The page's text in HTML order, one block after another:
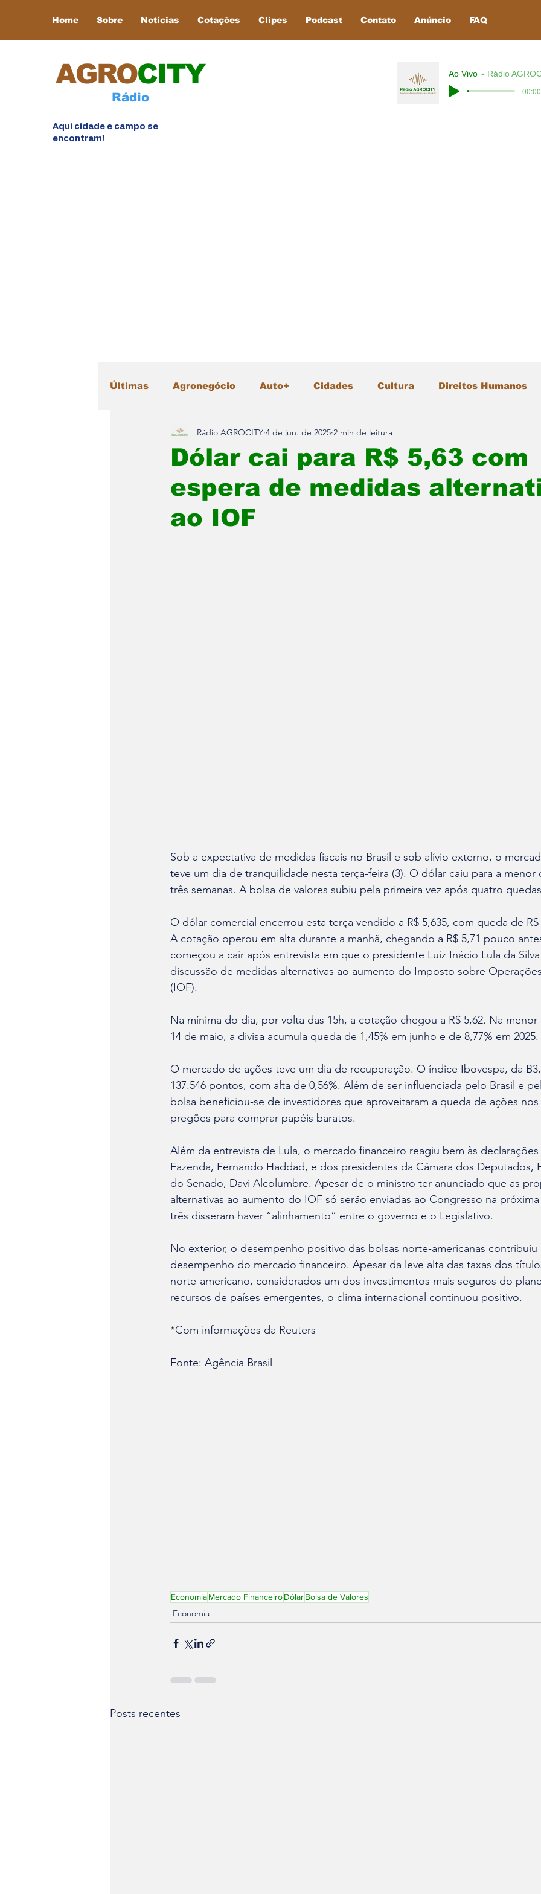
Home Sobre Notícias Cotações Clipes Podcast Contato Anúncio FAQ
AGROCITY
Rádio
Ao Vivo Rádio
Aqui cidade e campo se
encontram!
Últimas Agronegócio Auto+ Cidades Cultura Direitos Humanos
Educação Esportes Gastronomia Geral
Máquinas Agrícolas Meio Ambiente Pesquisa e Inovação Polícia
Dólar cai para R$ 5,63 com
espera de medidas
ao IOF
Rádio AGROCITY 4 de jun. de 2025 2 min de leitura
Sob a expectativa de medidas fiscais no Brasil e sob alívio externo, o
teve um dia de tranquilidade nesta terça-feira (3). O dólar caiu para a menor
três semanas. A bolsa de valores subiu pela primeira vez após quatro
O dólar comercial encerrou esta terça vendido a R$ 5,635, com queda de R$
A cotação operou em alta durante a manhã, chegando a R$ 5,71 pouco
começou a cair após entrevista em que o presidente Luiz Inácio Lula da
discussão de medidas alternativas ao aumento do Imposto sobre
(IOF).
Na mínima do dia, por volta das 15h, a cotação chegou a R$ 5,62. Na
14 de maio, a divisa acumula queda de 1,45% em junho e de 8,77% em 2025.
O mercado de ações teve um dia de recuperação. O índice Ibovespa, da
137.546 pontos, com alta de 0,56%. Além de ser influenciada pelo Brasil e
bolsa beneficiou-se de investidores que aproveitaram a queda de ações
pregões para comprar papéis baratos.
Além da entrevista de Lula, o mercado financeiro reagiu bem às
Fazenda, Fernando Haddad, e dos presidentes da Câmara dos Deputados,
do Senado, Davi Alcolumbre. Apesar de o ministro ter anunciado que as
alternativas ao aumento do IOF só serão enviadas ao Congresso na próxima
três disseram haver “alinhamento” entre o governo e o Legislativo.
No exterior, o desempenho positivo das bolsas norte-americanas contribuiu
desempenho do mercado financeiro. Apesar da leve alta das taxas dos
norte-americano, considerados um dos investimentos mais seguros do
recursos de países emergentes, o clima internacional continuou positivo.
*Com informações da Reuters
Fonte: Agência Brasil
EconomiaMercado FinanceiroDólarBolsa de Valores
Economia
Posts recentes